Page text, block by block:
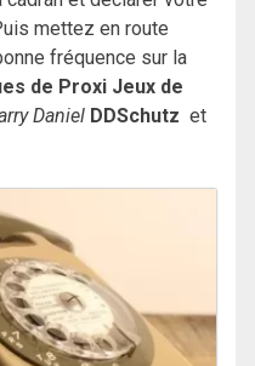
mettez en route
fréquence sur la
de Proxi Jeux de
Daniel DDSchutz et